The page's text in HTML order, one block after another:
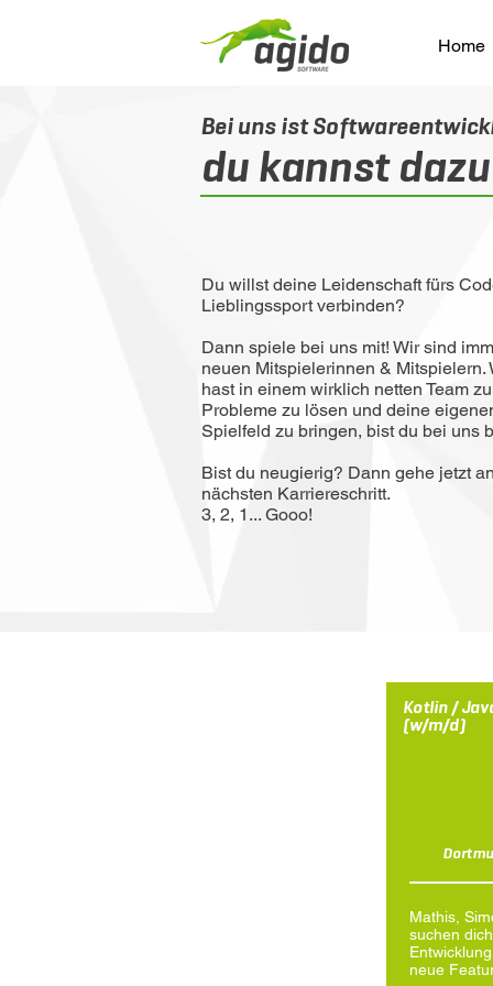
Home
Bei uns ist
du kannst
Du willst deine Leidenschaft fürs
Lieblingssport verbinden?
Dann spiele bei uns mit! Wir sind
neuen Mitspielerinnen & Mitspielern.
hast in einem wirklich netten Team
Probleme zu lösen und deine
Spielfeld zu bringen, bist du bei uns
Bist du neugierig? Dann gehe jetzt
nächsten Karriereschritt.
3, 2, 1... Gooo!
Kotlin /
(w/m/d)
Mathis,
suchen
neue